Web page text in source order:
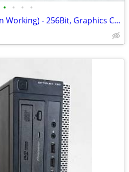
• • • •
Nvidia 8800 GTX (Shown Working) - 256Bit, Graphics Card, Retro